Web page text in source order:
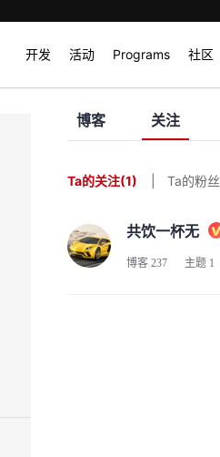
开发 活动 Programs 社区
博客 关注
Ta的关注(1) Ta的粉丝
共饮一杯无
博客 237 主题 1